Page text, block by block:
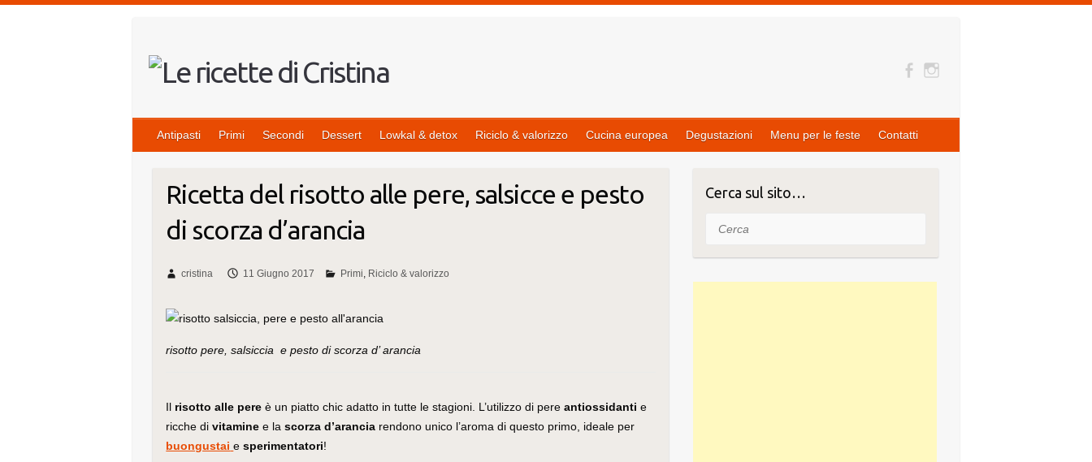
Antipasti Primi Secondi Dessert Lowkal & detox Riciclo & valorizzo Cucina europea Degustazioni Menu per le feste Contatti
Ricetta del risotto alle pere, salsicce e pesto
di scorza d’arancia
cristina 11 Giugno 2017 Primi Riciclo & valorizzo
risotto pere, salsiccia e pesto di scorza d’ arancia
Il risotto alle pere è un piatto chic adatto in tutte le stagioni. L’utilizzo di pereantiossidanti e
ricche divitaminee la scorza d’arancia rendono unico l’aroma di questo primo, ideale per
buongustai esperimentatori!
Cerca sul sito…
Cerca